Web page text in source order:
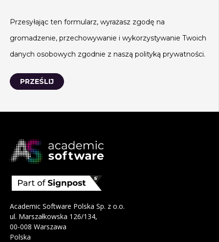
Przesyłając ten formularz, wyrażasz zgodę na
gromadzenie, przechowywanie i wykorzystywanie Twoich
danych osobowych zgodnie z naszą polityką prywatności.
Academic Software Polska Sp. z o.o.
ul. Marszałkowska 126/134,
00-008 Warszawa
Polska